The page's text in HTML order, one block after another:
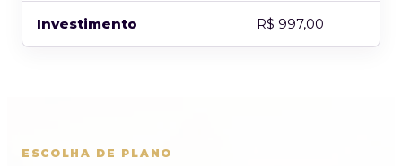
Investimento R$ 997,00
ESCOLHA DE PLANO